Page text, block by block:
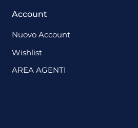
Account
Nuovo Account
Wishlist
AREA AGENTI